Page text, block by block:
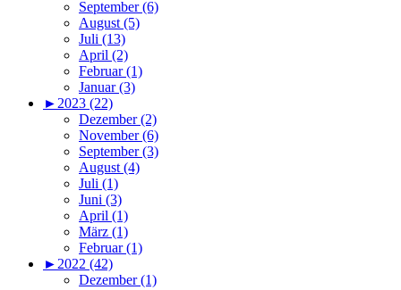
September (6)
August (5)
Juli (13)
April (2)
Februar (1)
Januar (3)
► 2023 (22)
Dezember (2)
November (6)
September (3)
August (4)
Juli (1)
Juni (3)
April (1)
März (1)
Februar (1)
► 2022 (42)
Dezember (1)